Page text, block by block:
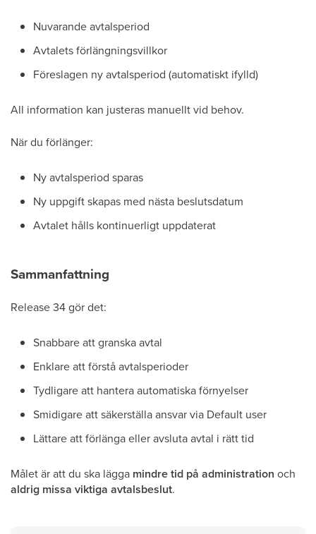
Nuvarande avtalsperiod
Avtalets förlängningsvillkor
Föreslagen ny avtalsperiod (automatiskt ifylld)
All information kan justeras manuellt vid behov.
När du förlänger:
Ny avtalsperiod sparas
Ny uppgift skapas med nästa beslutsdatum
Avtalet hålls kontinuerligt uppdaterat
Sammanfattning
Release 34 gör det:
Snabbare att granska avtal
Enklare att förstå avtalsperioder
Tydligare att hantera automatiska förnyelser
Smidigare att säkerställa ansvar via Default user
Lättare att förlänga eller avsluta avtal i rätt tid
Målet är att du ska lägga mindre tid på administration och
aldrig missa viktiga avtalsbeslut.